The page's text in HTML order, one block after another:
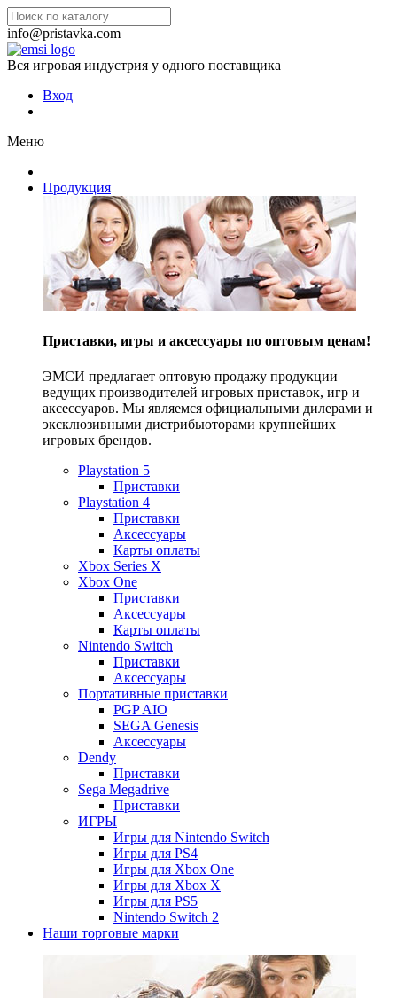
info@pristavka.com
Вся игровая индустрия у одного поставщика
Вход
Меню
Продукция
Приставки, игры и аксессуары по оптовым ценам!
ЭМСИ предлагает оптовую продажу продукции
ведущих производителей игровых приставок, игр и
аксессуаров. Мы являемся официальными дилерами и
эксклюзивными дистрибьюторами крупнейших
игровых брендов.
Playstation 5
Приставки
Playstation 4
Приставки
Аксессуары
Карты оплаты
Xbox Series X
Xbox One
Приставки
Аксессуары
Карты оплаты
Nintendo Switch
Приставки
Аксессуары
Портативные приставки
PGP AIO
SEGA Genesis
Аксессуары
Dendy
Приставки
Sega Megadrive
Приставки
ИГРЫ
Игры для Nintendo Switch
Игры для PS4
Игры для Xbox One
Игры для Xbox X
Игры для PS5
Nintendo Switch 2
Наши торговые марки